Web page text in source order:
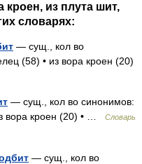
кроен, из плута шит,
словарях:
— сущ., кол во
(58) • из вора кроен (20)
— сущ., кол во синонимов:
вора кроен (20) • …
Словарь
— сущ., кол во